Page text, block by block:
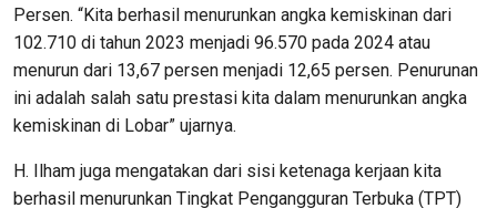
Persen. “Kita berhasil menurunkan angka kemiskinan dari
102.710 di tahun 2023 menjadi 96.570 pada 2024 atau
menurun dari 13,67 persen menjadi 12,65 persen. Penurunan
ini adalah salah satu prestasi kita dalam menurunkan angka
kemiskinan di Lobar” ujarnya.
H. Ilham juga mengatakan dari sisi ketenaga kerjaan kita
berhasil menurunkan Tingkat Pengangguran Terbuka (TPT)